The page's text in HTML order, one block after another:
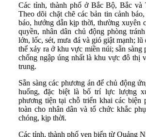
Các tỉnh, thành phố ở Bắc Bộ, Bắc và
Theo dõi chặt chẽ các bản tin cảnh
báo, hướng dẫn kịp thời, thường xuyên
quyền, nhân dân chủ động phòng
lớn, lốc, sét, mưa đá và gió giật mạnh; lũ
thể xảy ra ở khu vực miền núi; sẵn sàng
chống ngập úng nhất là khu vực đô thị
trung.
Sẵn sàng các phương án để chủ động
huống, đặc biệt là bố trí lực lượng
phương tiện tại chỗ triển khai các biện
toàn cho nhân dân và tổ chức khắc
chóng, kịp thời.
Các tỉnh, thành phố ven biển từ Quảng